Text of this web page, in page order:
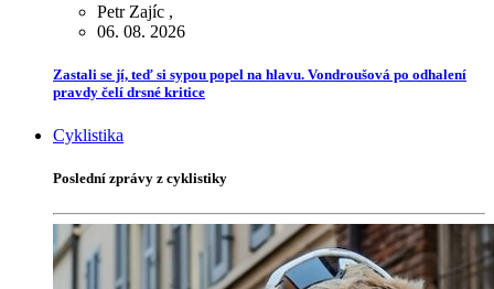
Petr Zajíc ,
06. 08. 2026
Zastali se jí, teď si sypou popel na hlavu. Vondroušová po odhalení
pravdy čelí drsné kritice
Cyklistika
Poslední zprávy z cyklistiky